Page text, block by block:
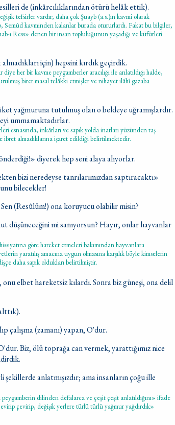
de (inkârcılıklarından ötürü helâk ettik).
tefsirler vardır; daha çok Şuayb (a.s.)ın kavmi olarak
Semûd kavminden kalanlar burada otururlardı. Fakat bu bilgiler,
ı Ress» denen bir insan topluluğunun yaşadığı ve küfürleri
için) hepsini kırdık geçirdik.
her bir kavme peygamberler aracılığı ile anlatıldığı halde,
birer masal telâkki etmişler ve nihayet ilâhî gazaba
yağmuruna tutulmuş olan o beldeye uğramışlardır.
ummamaktadırlar.
inkârları ve sapık yolda inatları yüzünden taş
almadıklarına işaret edildiği belirtilmektedir.
diyerek hep seni alaya alıyorlar.
bizi neredeyse tanrılarımızdan saptıracaktı»
bilecekler!
(Resûlüm!) ona koruyucu olabilir misin?
düşüneceğini mi sanıyorsun? Hayır, onlar hayvanlar
göre hareket etmeleri bakımından hayvanlara
yaratılış amacına uygun olmasına karşılık böyle kimselerin
daha sapık oldukları belirtilmiştir.
elbet hareketsiz kılardı. Sonra biz güneşi, ona delil
çalışma (zamanı) yapan, O'dur.
Biz, ölü toprağa can vermek, yarattığımız nice
anlatmışızdır; ama insanların çoğu ille
dilinden defalarca ve çeşit çeşit anlatıldığını» ifade
çevirip, değişik yerlere türlü türlü yağmur yağdırdık»